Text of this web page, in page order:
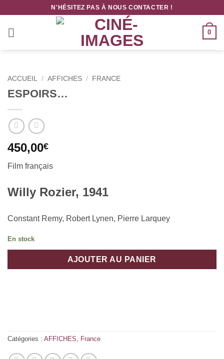
contenu
N'HÉSITEZ PAS À NOUS CONTACTER !
0
ACCUEIL / AFFICHES / FRANCE
ESPOIRS…
450,00€
Film français
Willy Rozier, 1941
Constant Remy, Robert Lynen, Pierre Larquey
En stock
AJOUTER AU PANIER
Catégories : AFFICHES, France